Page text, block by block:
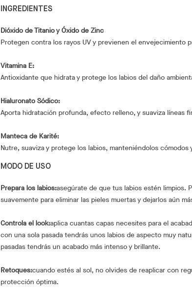
INGREDIENTES
Dióxido de Titanio y Óxido de Zinc
Protegen contra los rayos UV y previenen el envejecimiento
Vitamina E:
Antioxidante que hidrata y protege los labios del daño
Hialuronato Sódico:
Aporta hidratación profunda, efecto relleno, y suaviza líneas
Manteca de Karité:
Nutre, suaviza y protege los labios, manteniéndolos cómodos
MODO DE USO
Prepara los labios:asegúrate de que tus labios estén limpios.
suavemente para eliminar las pieles muertas y dejarlos aún
Controla el look:aplica cuantas capas necesites para el
con una sola pasada tendrás unos labios de aspecto muy
pasadas tendrás un acabado más intenso y brillante.
Retoques:cuando estés al sol, no olvides de reaplicar con
protección óptima.